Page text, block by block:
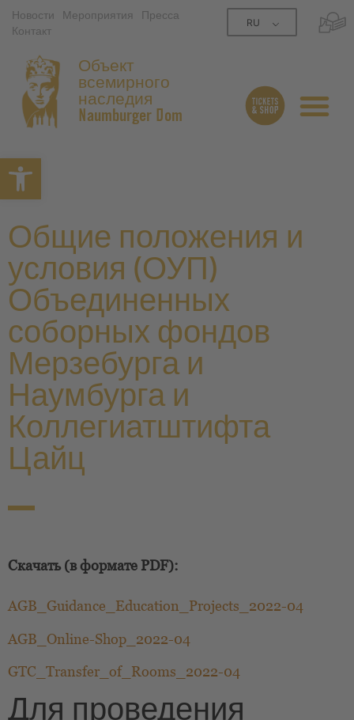
Открытая панель
Новости Мероприятия
Пресса
Контакт
RU
Объект
всемирного
наследия
Naumburger Dom
Общие положения и
условия (ОУП)
Объединенных
соборных фондов
Мерзебурга и
Наумбурга и
Коллегиатштифта
Цайц
Скачать (в формате PDF):
AGB_Guidance_Education_Projects_2022-04
AGB_Online-Shop_2022-04
GTC_Transfer_of_Rooms_2022-04
Для проведения